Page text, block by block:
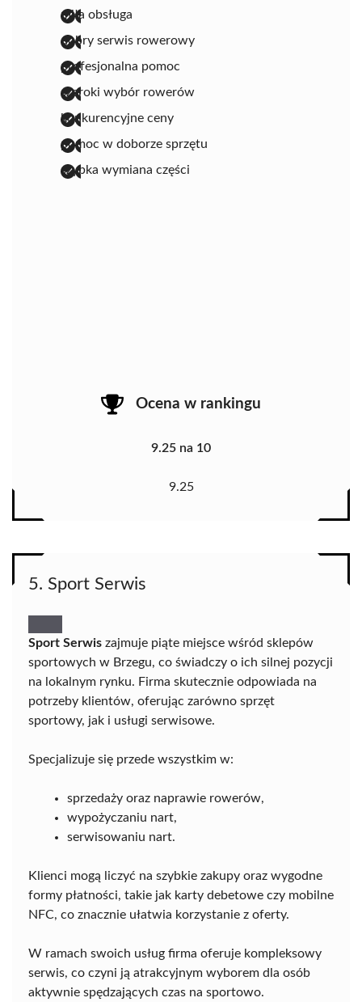
miła obsługa
dobry serwis rowerowy
profesjonalna pomoc
szeroki wybór rowerów
konkurencyjne ceny
pomoc w doborze sprzętu
szybka wymiana części
Ocena w rankingu
9.25 na 10
9.25
5. Sport Serwis
Sport Serwis zajmuje piąte miejsce wśród sklepów
sportowych w Brzegu, co świadczy o ich silnej pozycji
na lokalnym rynku. Firma skutecznie odpowiada na
potrzeby klientów, oferując zarówno sprzęt
sportowy, jak i usługi serwisowe.
Specjalizuje się przede wszystkim w:
sprzedaży oraz naprawie rowerów,
wypożyczaniu nart,
serwisowaniu nart.
Klienci mogą liczyć na szybkie zakupy oraz wygodne
formy płatności, takie jak karty debetowe czy mobilne
NFC, co znacznie ułatwia korzystanie z oferty.
W ramach swoich usług firma oferuje kompleksowy
serwis, co czyni ją atrakcyjnym wyborem dla osób
aktywnie spędzających czas na sportowo.